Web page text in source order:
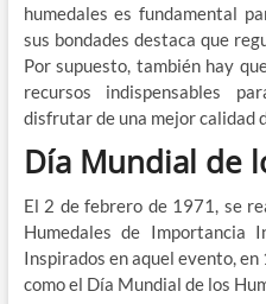
humedales es fundamental
sus bondades destaca que
Por supuesto, también hay
recursos indispensables
disfrutar de una mejor calidad
Día Mundial de
El 2 de febrero de 1971, se
Humedales de Importancia
Inspirados en aquel evento,
como el Día Mundial de los